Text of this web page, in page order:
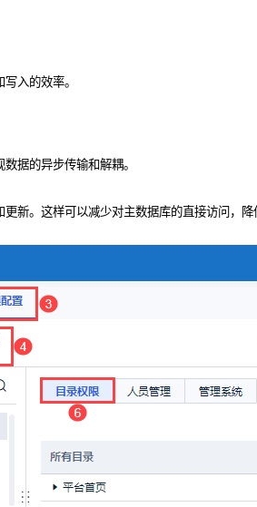
入的效率。
据的异步传输和解耦。
新。这样可以减少对主数据库的直接访问，